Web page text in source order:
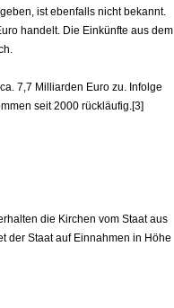
ist ebenfalls nicht bekannt.
handelt. Die Einkünfte aus dem
7,7 Milliarden Euro zu. Infolge
seit 2000 rückläufig.[3]
die Kirchen vom Staat aus
der Staat auf Einnahmen in Höhe